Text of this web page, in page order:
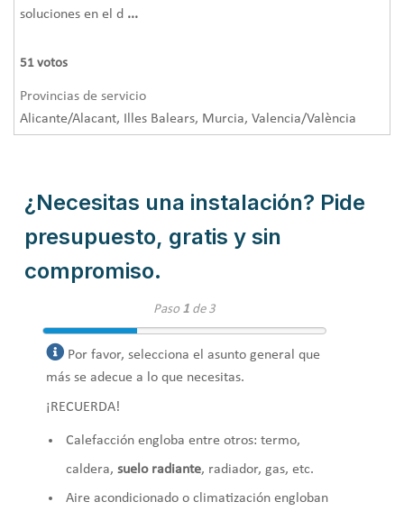
soluciones en el d ...
51 votos
Provincias de servicio
Alicante/Alacant, Illes Balears, Murcia, Valencia/València
¿Necesitas una instalación? Pide
presupuesto, gratis y sin
compromiso.
Paso 1de 3
Por favor, selecciona el asunto general que
más se adecue a lo que necesitas.
¡RECUERDA!
Calefacción engloba entre otros: termo,
caldera, suelo radiante, radiador, gas, etc.
Aire acondicionado o climatización engloban